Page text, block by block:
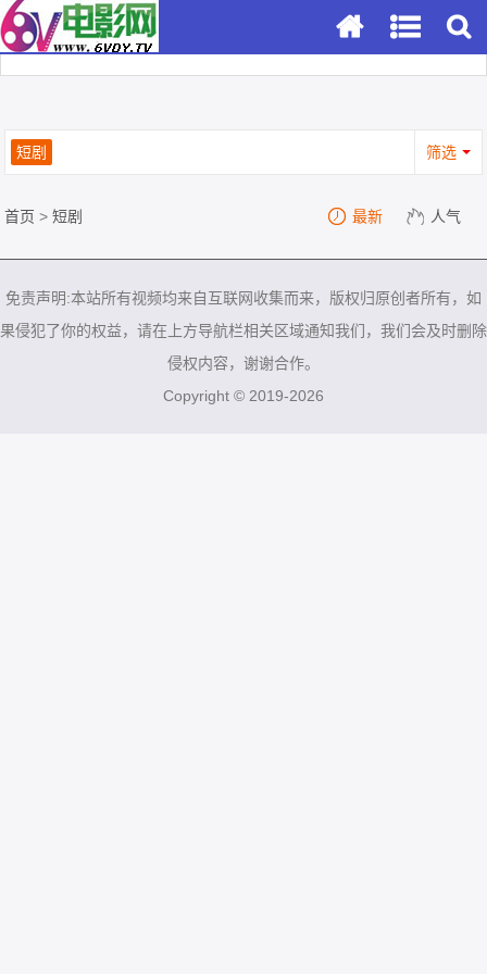
短剧 筛选
首页 >短剧 最新 人气
免责声明:本站所有视频均来自互联网收集而来，版权归原创者所有，如
果侵犯了你的权益，请在上方导航栏相关区域通知我们，我们会及时删除
侵权内容，谢谢合作。
Copyright © 2019-2026